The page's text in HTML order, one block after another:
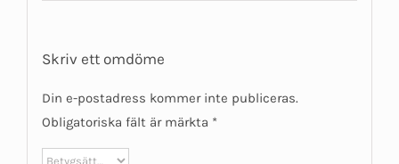
Skriv ett omdöme
Din e-postadress kommer inte publiceras.
Obligatoriska fält är märkta *